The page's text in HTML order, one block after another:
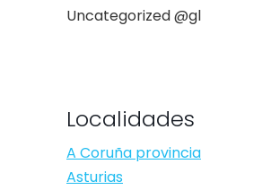
Uncategorized @gl
Localidades
A Coruña provincia
Asturias